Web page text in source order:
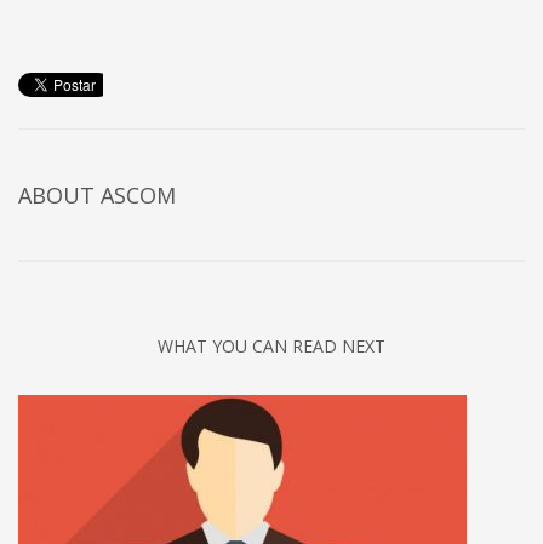
ABOUT ASCOM
WHAT YOU CAN READ NEXT